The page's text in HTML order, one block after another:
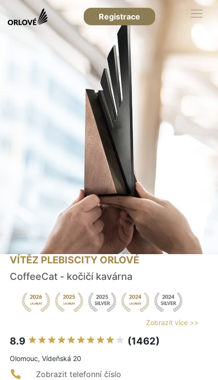
Registrace
VÍTĚZ PLEBISCITY ORLOVÉ
CoffeeCat - kočičí kavárna
Zobrazit více >>
8.9 (1462)
Olomouc, Vídeňská 20
Zobrazit telefonní číslo